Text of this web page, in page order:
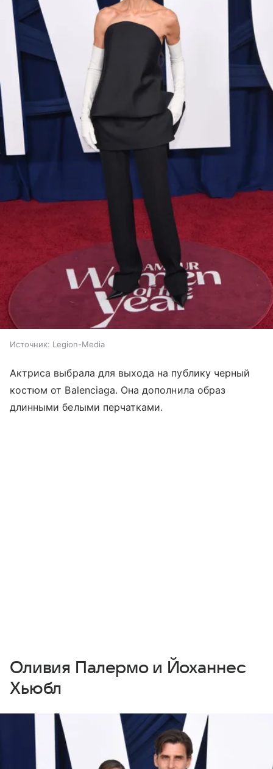
Источник: Legion-Media
Актриса выбрала для выхода на публику черный
костюм от Balenciaga. Она дополнила образ
длинными белыми перчатками.
Оливия Палермо и Йоханнес
Хьюбл